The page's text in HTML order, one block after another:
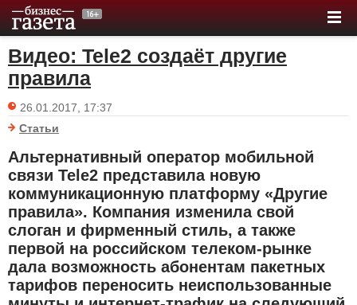
Видео: Tele2 создаёт другие
правила
26.01.2017, 17:37
Статьи
Альтернативный оператор мобильной
связи Tele2 представила новую
коммуникационную платформу «Другие
правила». Компания изменила свой
слоган и фирменный стиль, а также
первой на российском телеком-рынке
дала возможность абонентам пакетных
тарифов переносить неиспользованные